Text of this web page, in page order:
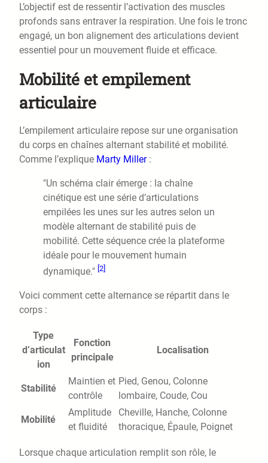
L’objectif est de ressentir l’activation des muscles
profonds sans entraver la respiration. Une fois le tronc
engagé, un bon alignement des articulations devient
essentiel pour un mouvement fluide et efficace.
Mobilité et empilement
articulaire
L’empilement articulaire repose sur une organisation
du corps en chaînes alternant stabilité et mobilité.
Comme l’explique Marty Miller:
"Un schéma clair émerge : la chaîne
cinétique est une série d’articulations
empilées les unes sur les autres selon un
modèle alternant de stabilité puis de
mobilité. Cette séquence crée la plateforme
idéale pour le mouvement humain
dynamique." [2]
Voici comment cette alternance se répartit dans le
corps :
Type
d’articulat
ion
Fonction
principale
Localisation
Stabilité
Maintien et
contrôle
Pied, Genou, Colonne
lombaire, Coude, Cou
Mobilité
Amplitude
et fluidité
Cheville, Hanche, Colonne
thoracique, Épaule, Poignet
Lorsque chaque articulation remplit son rôle, le